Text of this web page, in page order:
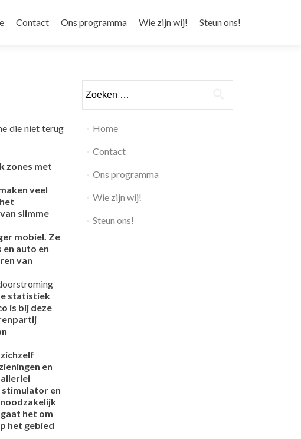
Contact Ons programma Wie zijn wij! Steun ons!
die niet terug
zones met
veel
slimme
mobiel. Ze
auto en
van
statistiek
is bij deze
en
stimulator en
het om
het gebied
Home
Contact
Ons programma
Wie zijn wij!
Steun ons!